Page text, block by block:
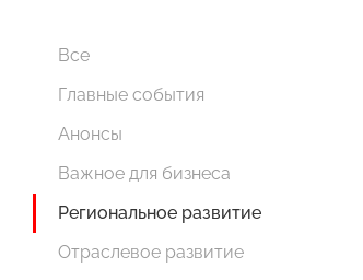
Все
Главные события
Анонсы
Важное для бизнеса
Региональное развитие
Отраслевое развитие